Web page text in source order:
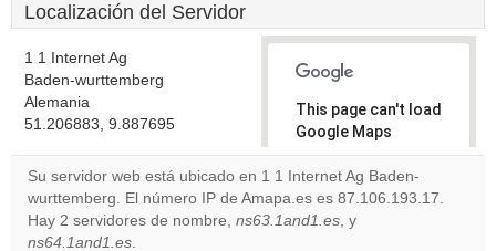
Localización del Servidor
1 1 Internet Ag
Baden-wurttemberg
Alemania
51.206883, 9.887695
This page can't load
Google Maps
correctly.
Do you
own this
Su servidor web está ubicado en 1 1 Internet Ag Baden-
wurttemberg. El número IP de Amapa.es es 87.106.193.17.
Hay 2 servidores de nombre, ns63.1and1.es, y
ns64.1and1.es.